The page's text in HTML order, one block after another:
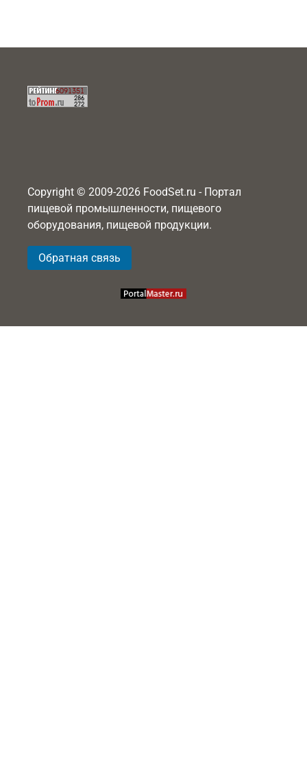
Copyright © 2009-2026 FoodSet.ru - Портал
пищевой промышленности, пищевого
оборудования, пищевой продукции.
Обратная связь